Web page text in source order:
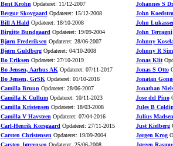
Bent Krohn Opdateret: 11/12-2007
Bergur Skovgaard Opdateret: 15/12-2008
Bill A Hald Opdateret: 18/10-2008
Birgitte Bundgaard Opdateret: 19/09-2004
Bjørn Frederiksen Opdateret: 28/06-2007
Bjørn GuldbergOpdateret: 04/10-2008
Bo Eriksen Opdateret: 27/10-2019
Bo Jensen, Aarhus AK Opdateret: 07/11-2017
Bo Jensen, GrSK Opdateret: 01/10-2016
Camilla Bruun Opdateret: 28/06-2007
Camilla K CullumOpdateret: 10/11-2023
Camilla Kristensen Opdateret: 18/03-2008
Camilla V Havsteen Opdateret: 07/04-2016
Carl-Henrik Korsgaard Opdateret: 27/11-2015
Carsten Christensen Opdateret: 19/09-2004
Carsten Jørgensen Opdateret: 25/06-2008
Johannes S
John
John
John Terragni
Johnny
Johnny R
Jonas Klit
Jonas S Otto
Jonatan
Jonathan
Jose del Pino
Jules B
Julius Madsen
Just Kielberg
Jørgen Krog
Jørgen